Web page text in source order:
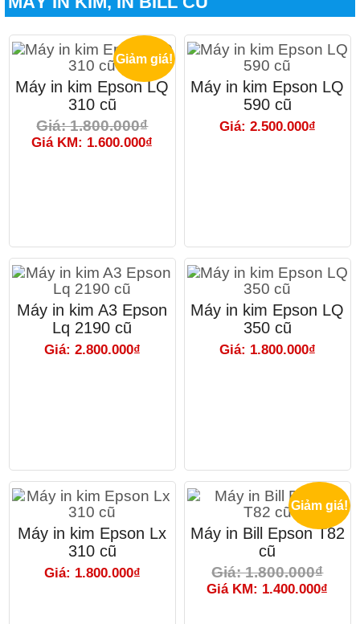
Giảm giá!
Máy in kim Epson LQ
310 cũ
Giá: 1.800.000₫
Giá KM: 1.600.000₫
Máy in kim Epson LQ
590 cũ
Giá: 2.500.000₫
Máy in kim A3 Epson
Lq 2190 cũ
Giá: 2.800.000₫
Máy in kim Epson LQ
350 cũ
Giá: 1.800.000₫
Máy in kim Epson Lx
310 cũ
Giá: 1.800.000₫
Giảm giá!
Máy in Bill Epson T82
cũ
Giá: 1.800.000₫
Giá KM: 1.400.000₫